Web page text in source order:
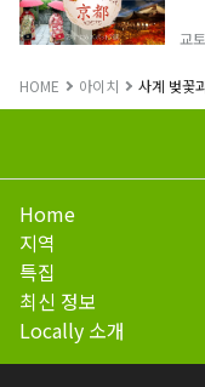
교토
HOME 아이치 사계 벚꽃
Home
지역
특집
최신 정보
Locally 소개